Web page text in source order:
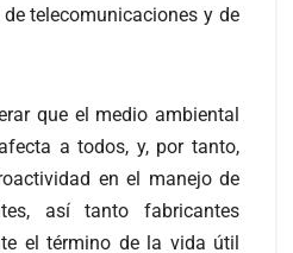
telecomunicaciones y de
que el medio ambiental
a todos, y, por tanto,
en el manejo de
así tanto fabricantes
el término de la vida útil